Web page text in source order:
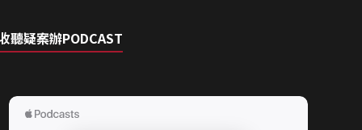
聽疑案辦PODCAST